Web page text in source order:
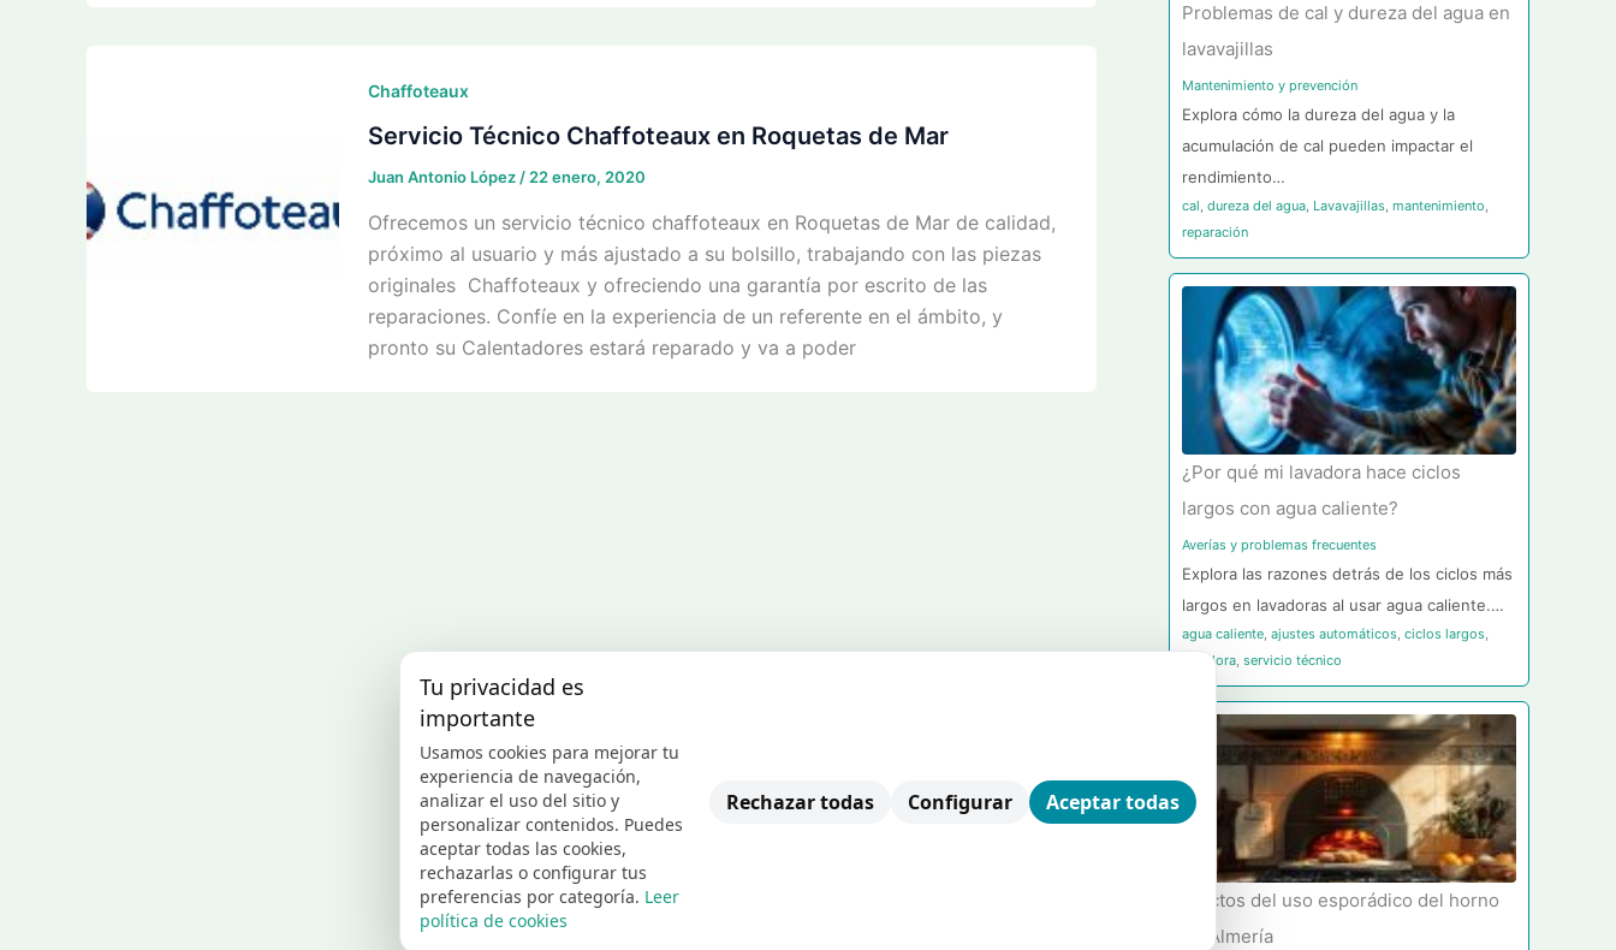
Chaffoteaux
Servicio Técnico Chaffoteaux en Roquetas de Mar
Juan Antonio López/22 enero, 2020
Ofrecemos un servicio técnico chaffoteaux en Roquetas de Mar de calidad,
próximo al usuario y más ajustado a su bolsillo, trabajando con las piezas
originales Chaffoteaux y ofreciendo una garantía por escrito de las
reparaciones. Confíe en la experiencia de un referente en el ámbito, y
pronto su Calentadores estará reparado y va a poder
Problemas de cal y dureza del agua en
lavavajillas
Mantenimiento y prevención
Explora cómo la dureza del agua y la
acumulación de cal pueden impactar el
rendimiento…
cal, dureza del agua, Lavavajillas, mantenimiento,
reparación
¿Por qué mi lavadora hace ciclos
largos con agua caliente?
Averías y problemas frecuentes
Explora las razones detrás de los ciclos más
largos en lavadoras al usar agua caliente.…
agua caliente, ajustes automáticos, ciclos largos,
lavadora, servicio técnico
Efectos del uso esporádico del horno
en Almería
Tu privacidad es
importante
Usamos cookies para mejorar tu
experiencia de navegación,
analizar el uso del sitio y
personalizar contenidos. Puedes
aceptar todas las cookies,
rechazarlas o configurar tus
preferencias por categoría. Leer
política de cookies
Rechazar todas Configurar Aceptar todas